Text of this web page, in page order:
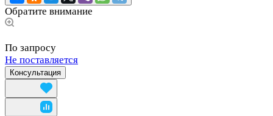
Обратите внимание
По запросу
Не поставляется
Консультация